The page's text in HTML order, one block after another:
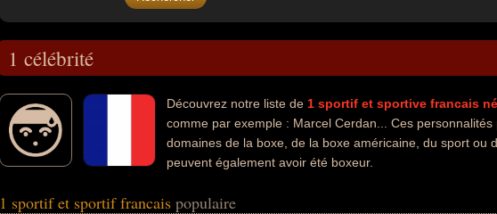
1 célébrité
Découvrez notre liste de 1 sportif et sportive francais
comme par exemple : Marcel Cerdan... Ces
domaines de la boxe, de la boxe américaine, du sport ou
peuvent également avoir été boxeur.
1 sportif et sportif francais populaire